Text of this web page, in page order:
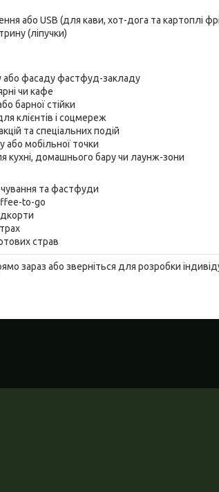
або USB (для кави, хот-дога та картоплі
(ліпучки)
або фасаду фастфуд-закладу
чи кафе
барної стійки
клієнтів і соцмереж
та спеціальних подій
мобільної точки
кухні, домашнього бару чи лаунж-зони
та фастфуди
to-go
страв
зараз або зверніться для розробки